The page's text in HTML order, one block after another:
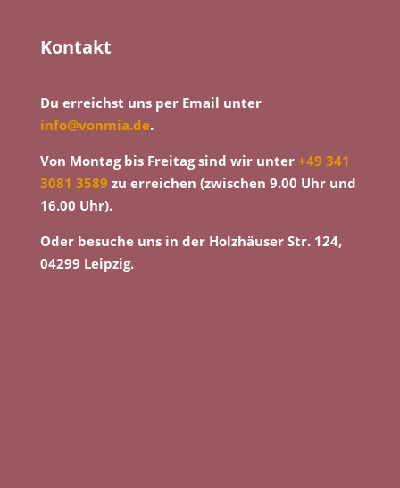
Kontakt
Du erreichst uns per Email unter
info@vonmia.de.
Von Montag bis Freitag sind wir unter +49 341
3081 3589 zu erreichen (zwischen 9.00 Uhr und
16.00 Uhr).
Oder besuche uns in der Holzhäuser Str. 124,
04299 Leipzig.